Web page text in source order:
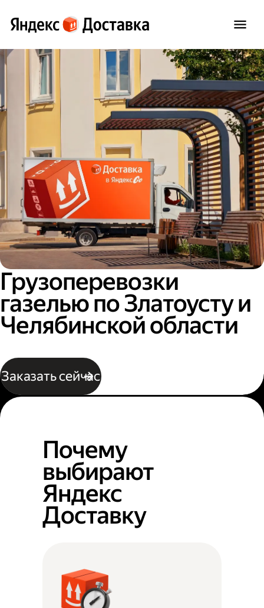
Грузоперевозки
газелью по Златоусту и
Челябинской области
Заказать сейчас
Почему
выбирают
Яндекс
Доставку